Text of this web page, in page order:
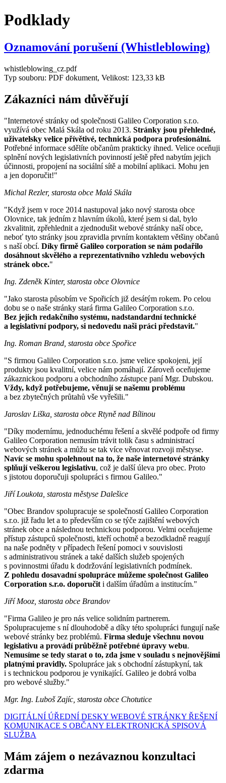
Podklady
Oznamování porušení (Whistleblowing)
whistleblowing_cz.pdf
Typ souboru: PDF dokument, Velikost: 123,33 kB
Zákazníci nám důvěřují
"Internetové stránky od společnosti Galileo Corporation s.r.o.
využívá obec Malá Skála od roku 2013. Stránky jsou přehledné,
uživatelsky velice přívětivé, technická podpora profesionální.
Potřebné informace sdělíte občanům prakticky ihned. Velice oceňuji
splnění nových legislativních povinností ještě před nabytím jejich
účinnosti, propojení na sociální sítě a mobilní aplikaci. Mohu jen
a jen doporučit!"
Michal Rezler, starosta obce Malá Skála
"Když jsem v roce 2014 nastupoval jako nový starosta obce
Olovnice, tak jedním z hlavním úkolů, které jsem si dal, bylo
zkvalitnit, zpřehlednit a zjednodušit webové stránky naší obce,
neboť tyto stránky jsou zpravidla prvním kontaktem většiny občanů
s naší obcí. Díky firmě Galileo corporation se nám podařilo
dosáhnout skvělého a reprezentativního vzhledu webových
stránek obce."
Ing. Zdeněk Kinter, starosta obce Olovnice
"Jako starosta působím ve Spořicích již desátým rokem. Po celou
dobu se o naše stránky stará firma Galileo Corporation s.r.o.
Bez jejich redakčního systému, nadstandardní technické
a legislativní podpory, si nedovedu naši práci představit."
Ing. Roman Brand, starosta obce Spořice
"S firmou Galileo Corporation s.r.o. jsme velice spokojeni, její
produkty jsou kvalitní, velice nám pomáhají. Zároveň oceňujeme
zákaznickou podporu a obchodního zástupce paní Mgr. Dubskou.
Vždy, když potřebujeme, věnují se našemu problému
a bez zbytečných průtahů vše vyřešili."
Jaroslav Liška, starosta obce Rtyně nad Bílinou
"Díky modernímu, jednoduchému řešení a skvělé podpoře od firmy
Galileo Corporation nemusím trávit tolik času s administrací
webových stránek a můžu se tak více věnovat rozvoji městyse.
Navíc se mohu spolehnout na to, že naše internetové stránky
splňují veškerou legislativu, což je další úleva pro obec. Proto
s jistotou doporučuji spolupráci s firmou Galileo."
Jiří Loukota, starosta městyse Dalešice
"Obec Brandov spolupracuje se společností Galileo Corporation
s.r.o. již řadu let a to především co se týče zajištění webových
stránek obce a následnou technickou podporou. Velmi oceňujeme
přístup zástupců společnosti, kteří ochotně a bezodkladně reagují
na naše podněty v případech řešení pomoci v souvislosti
s administrativou stránek a také dalších služeb spojených
s povinnostmi úřadu k dodržování legislativních podmínek.
Z pohledu dosavadní spolupráce můžeme společnost Galileo
Corporation s.r.o. doporučit i dalším úřadům a institucím."
Jiří Mooz, starosta obce Brandov
"Firma Galileo je pro nás velice solidním partnerem.
Spolupracujeme s ní dlouhodobě a díky této spolupráci fungují naše
webové stránky bez problémů. Firma sleduje všechnu novou
legislativu a provádí průběžně potřebné úpravy webu.
Nemusíme se tedy starat o to, zda jsme v souladu s nejnovějšími
platnými pravidly. Spolupráce jak s obchodní zástupkyní, tak
i s technickou podporou je vynikající. Galileo je dobrá volba
pro webové služby."
Mgr. Ing. Luboš Zajíc, starosta obce Chotutice
DIGITÁLNÍ ÚŘEDNÍ DESKY WEBOVÉ STRÁNKY ŘEŠENÍ
KOMUNIKACE S OBČANY ELEKTRONICKÁ SPISOVÁ
SLUŽBA
Mám zájem o nezávaznou konzultaci
zdarma